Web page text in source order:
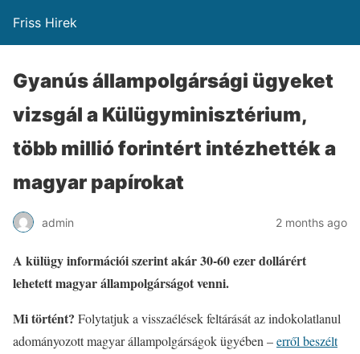
Friss Hirek
Gyanús állampolgársági ügyeket
vizsgál a Külügyminisztérium,
több millió forintért intézhették a
magyar papírokat
admin 2 months ago
A külügy információi szerint akár 30-60 ezer dollárért
lehetett magyar állampolgárságot venni.
Mi történt? Folytatjuk a visszaélések feltárását az indokolatlanul
adományozott magyar állampolgárságok ügyében –erről beszélt